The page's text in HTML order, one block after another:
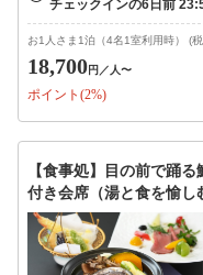
お1人さま1泊（4名1室利用時） (
18,700円 ／人〜
ポイント(2%)
【食事処】目の前で踊
付き会席（湯と食を愉し